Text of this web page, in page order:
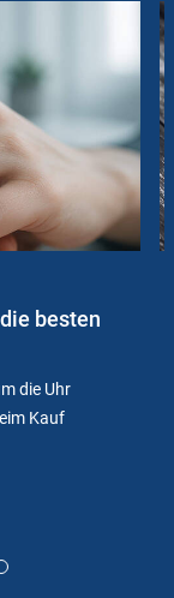
besten
die Uhr
Kauf